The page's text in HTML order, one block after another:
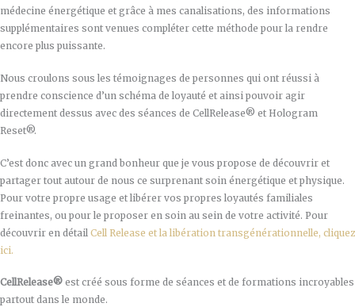
médecine énergétique et grâce à mes canalisations, des informations
supplémentaires sont venues compléter cette méthode pour la rendre
encore plus puissante.
Nous croulons sous les témoignages de personnes qui ont réussi à
prendre conscience d’un schéma de loyauté et ainsi pouvoir agir
directement dessus avec des séances de CellRelease® et Hologram
Reset®.
C’est donc avec un grand bonheur que je vous propose de découvrir et
partager tout autour de nous ce surprenant soin énergétique et physique.
Pour votre propre usage et libérer vos propres loyautés familiales
freinantes, ou pour le proposer en soin au sein de votre activité. Pour
découvrir en détail Cell Release et la libération transgénérationnelle, cliquez
ici.
CellRelease® est créé sous forme de séances et de formations incroyables
partout dans le monde.